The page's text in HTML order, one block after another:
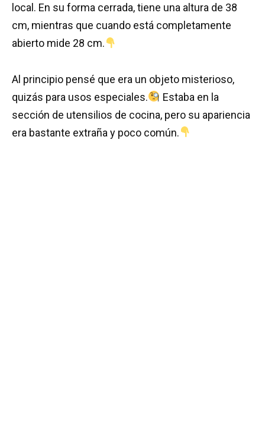
local. En su forma cerrada, tiene una altura de 38
cm, mientras que cuando está completamente
abierto mide 28 cm.
Al principio pensé que era un objeto misterioso,
quizás para usos especiales.
Estaba en la
sección de utensilios de cocina, pero su apariencia
era bastante extraña y poco común.